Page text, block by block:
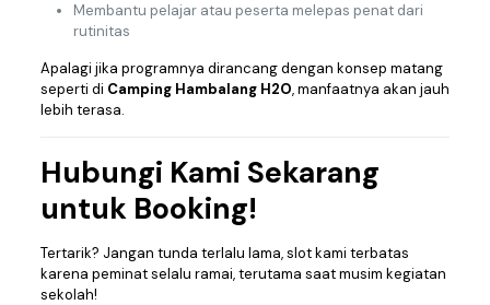
Membantu pelajar atau peserta melepas penat dari
rutinitas
Apalagi jika programnya dirancang dengan konsep matang
seperti di Camping Hambalang H2O, manfaatnya akan jauh
lebih terasa.
Hubungi Kami Sekarang
untuk Booking!
Tertarik? Jangan tunda terlalu lama, slot kami terbatas
karena peminat selalu ramai, terutama saat musim kegiatan
sekolah!